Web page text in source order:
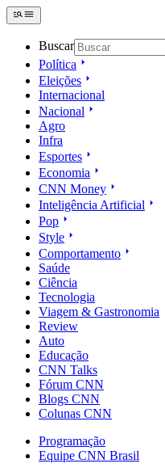
Buscar
Política
Eleições
Internacional
Nacional
Agro
Infra
Esportes
Economia
CNN Money
Inteligência Artificial
Pop
Style
Comportamento
Saúde
Ciência
Tecnologia
Viagem & Gastronomia
Review
Auto
Educação
CNN Talks
Fórum CNN
Blogs CNN
Colunas CNN
Programação
Equipe CNN Brasil